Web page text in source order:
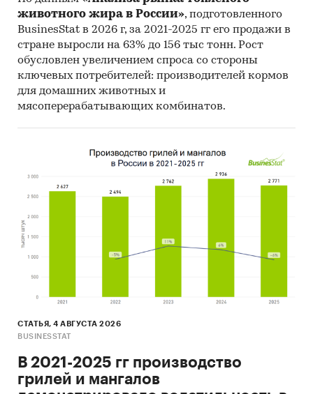
Единицы измерения:
Количественные показатели в отчете
рассчитаны в тоннах, стоимостные - в
долларах и рублях
География исследования:
РФ, федеральные округа и регионы РФ, страны
мира
Категории: Россия
Слуховые аппараты
животного жира в России», подготовленного
BusinesStat в 2026 г, за 2021-2025 гг его продажи в
стране выросли на 63% до 156 тыс тонн. Рост
обусловлен увеличением спроса со стороны
ключевых потребителей: производителей кормов
для домашних животных и
мясоперерабатывающих комбинатов.
СТАТЬЯ, 4 АВГУСТА 2026
BUSINESSTAT
В 2021-2025 гг производство
грилей и мангалов